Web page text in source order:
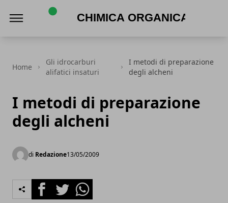
Home
Gli idrocarburi
alifatici insaturi
I metodi di preparazione
degli alcheni
I metodi di preparazione
degli alcheni
di Redazione13/05/2009
FacebookTwitterWhatsapp